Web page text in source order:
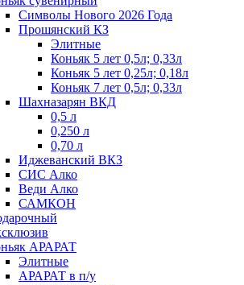
Символы Нового 2026 Года
Прошянский КЗ
Элитные
Коньяк 5 лет 0,5л; 0,33л
Коньяк 5 лет 0,25л; 0,18л
Коньяк 7 лет 0,5л; 0,33л
Шахназарян ВКД
0,5 л
0,250 л
0,70 л
Иджеванский ВКЗ
СИС Алко
Веди Алко
САМКОН
АРАРАТ
Элитные
АРАРАТ в п/у